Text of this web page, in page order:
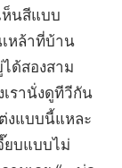
ห็นสีแบบ
หล้าที่บ้าน
ด้สองสาม
เรานั่งดูทีวีกัน
งแบบนี้แหละ
ยบแบบไม่